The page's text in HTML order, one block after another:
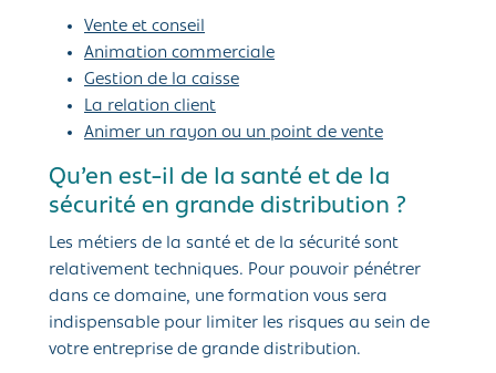
Vente et conseil
Animation commerciale
Gestion de la caisse
La relation client
Animer un rayon ou un point de vente
Qu’en est-il de la santé et de la
sécurité en grande distribution ?
Les métiers de la santé et de la sécurité sont
relativement techniques. Pour pouvoir pénétrer
dans ce domaine, une formation vous sera
indispensable pour limiter les risques au sein de
votre entreprise de grande distribution.